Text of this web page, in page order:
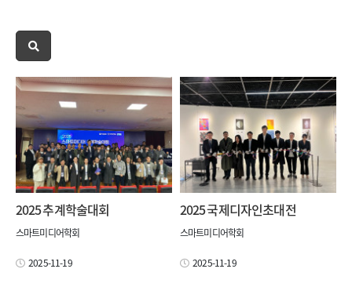
2025 추계학술대회
스마트미디어학회
2025-11-19
2025 국제디자인초대전
스마트미디어학회
2025-11-19